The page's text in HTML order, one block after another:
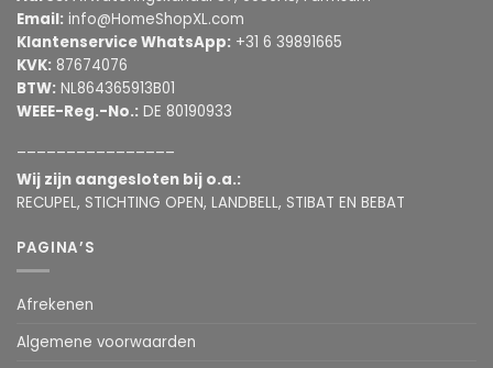
Email: info@HomeShopXL.com
Klantenservice WhatsApp: +31 6 39891665
KVK: 87674076
BTW: NL864365913B01
WEEE-Reg.-No.: DE 80190933
Wij zijn aangesloten bij o.a.:
RECUPEL, STICHTING OPEN, LANDBELL, STIBAT EN BEBAT
PAGINA’S
Afrekenen
Algemene voorwaarden